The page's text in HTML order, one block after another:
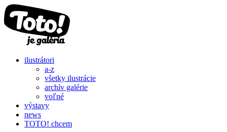
Skip to main content
ilustrátori
a-z
všetky ilustrácie
archív galérie
voľné
výstavy
news
TOTO! chcem